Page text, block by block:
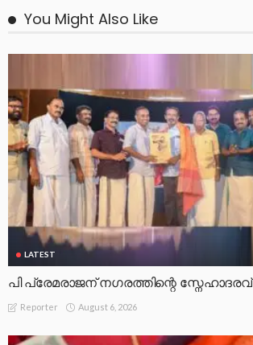
You Might Also Like
LATEST
പി പ്രേമരാജന് നഗരത്തിന്റെ സ്നേഹാദരവ്
Reporter August 6, 2026